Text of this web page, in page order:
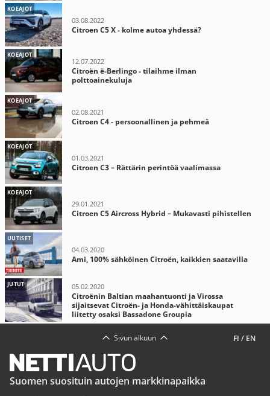
KOEAJOT
03.08.2022
Citroen C5 X - kolme autoa yhdessä?
KOEAJOT
12.07.2022
Citroën ë-Berlingo - tilaihme ilman
polttoainekuluja
KOEAJOT
02.08.2021
Citroen C4 - persoonallinen ja pehmeä
KOEAJOT
01.03.2021
Citroen C3 – Rättärin perintöä vaalimassa
KOEAJOT
29.01.2021
Citroen C5 Aircross Hybrid – Mukavasti pihistellen
UUTISET
04.03.2020
Ami, 100% sähköinen Citroën, kaikkien saatavilla
JUTUT 05.02.2020
Citroënin Baltian maahantuonti ja Virossa
sijaitsevat Citroën- ja Honda-vähittäiskaupat
liitetty osaksi Bassadone Groupia
FI / EN
Sivun alkuun
Suomen suosituin autojen markkinapaikka